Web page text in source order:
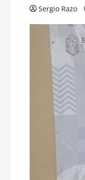
Sergio Razo